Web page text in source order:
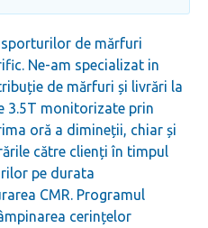
de ​mărfuri
Ne-am specializat in
de mărfuri și livrări la
3.5T monitorizate prin
oră a dimineții, chiar și
către clienți în ​timpul​
pe durata
CMR. Programul
cerințelor